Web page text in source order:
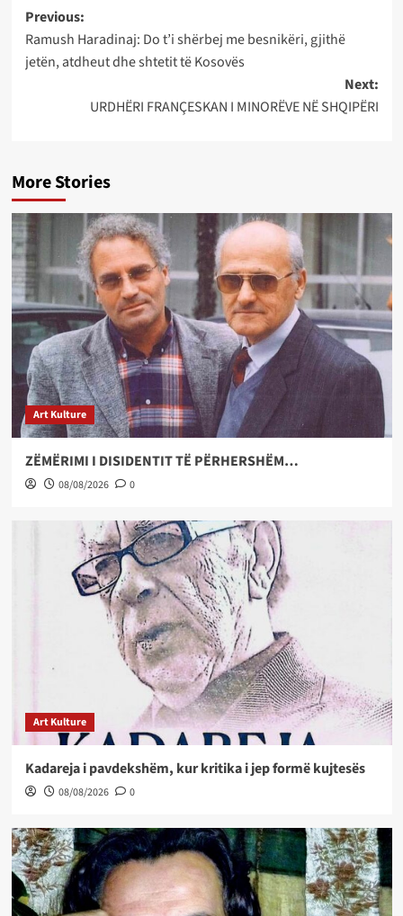
Post
navigation
Previous:
Ramush Haradinaj: Do t’i shërbej me besnikëri, gjithë
jetën, atdheut dhe shtetit të Kosovës
Next:
URDHËRI FRANÇESKAN I MINORËVE NË SHQIPËRI
More Stories
Art Kulture
ZËMËRIMI I DISIDENTIT TË PËRHERSHËM…
08/08/2026 0
Art Kulture
Kadareja i pavdekshëm, kur kritika i jep formë kujtesës
08/08/2026 0